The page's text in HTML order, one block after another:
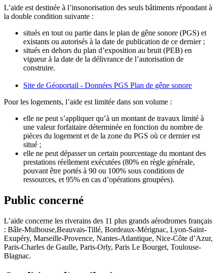
L’aide est destinée à l’insonorisation des seuls bâtiments répondant à
la double condition suivante :
situés en tout ou partie dans le plan de gêne sonore (PGS) et
existants ou autorisés à la date de publication de ce dernier ;
situés en dehors du plan d’exposition au bruit (PEB) en
vigueur à la date de la délivrance de l’autorisation de
construire.
Site de Géoportail - Données PGS Plan de gêne sonore
Pour les logements, l’aide est limitée dans son volume :
elle ne peut s’appliquer qu’à un montant de travaux limité à
une valeur forfaitaire déterminée en fonction du nombre de
pièces du logement et de la zone du PGS où ce dernier est
situé ;
elle ne peut dépasser un certain pourcentage du montant des
prestations réellement exécutées (80% en règle générale,
pouvant être portés à 90 ou 100% sous conditions de
ressources, et 95% en cas d’opérations groupées).
Public concerné
L’aide concerne les riverains des 11 plus grands aérodromes français
: Bâle-Mulhouse,Beauvais-Tillé, Bordeaux-Mérignac, Lyon-Saint-
Exupéry, Marseille-Provence, Nantes-Atlantique, Nice-Côte d’Azur,
Paris-Charles de Gaulle, Paris-Orly, Paris Le Bourget, Toulouse-
Blagnac.